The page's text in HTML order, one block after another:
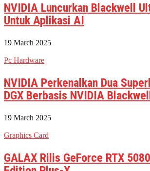
NVIDIA Luncurkan Blackwell
Untuk Aplikasi AI
19 March 2025
Pc Hardware
NVIDIA Perkenalkan Dua
DGX Berbasis NVIDIA
19 March 2025
Graphics Card
GALAX Rilis GeForce RTX